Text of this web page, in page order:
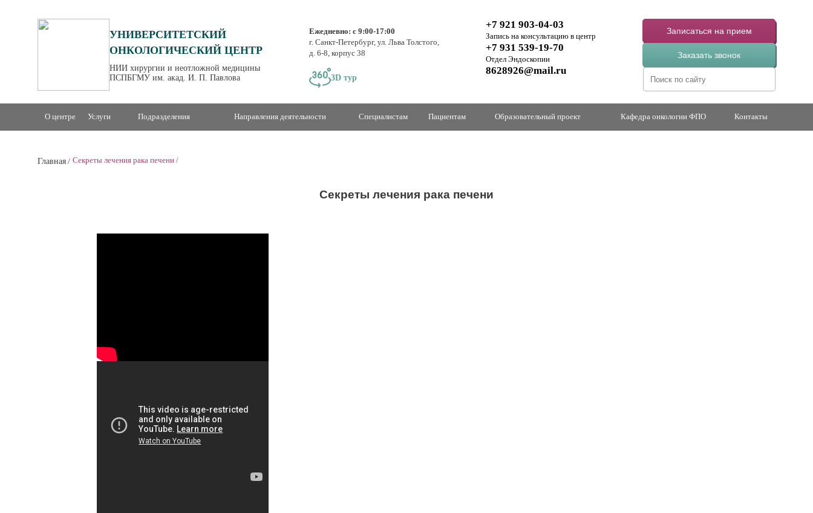
УНИВЕРСИТЕТСКИЙ
ОНКОЛОГИЧЕСКИЙ ЦЕНТР
НИИ хирургии и неотложной медицины
ПСПБГМУ им. акад. И. П. Павлова
Ежедневно: с 9:00-17:00
г. Санкт-Петербург, ул. Льва Толстого,
д. 6-8, корпус 38
3D тур
+7 921 903-04-03
Запись на консультацию в центр
+7 931 539-19-70
Отдел Эндоскопии
8628926@mail.ru
Записаться на прием
Заказать звонок
О центре Услуги Подразделения Направления деятельности Специалистам Пациентам Образовательный проект Кафедра онкологии ФПО Контакты
Главная / Секреты лечения рака печени /
Секреты лечения рака печени